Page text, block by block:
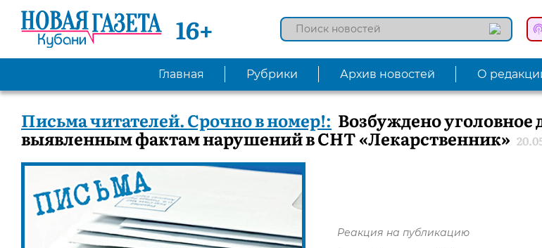
16+
Главная Рубрики Архив новостей О
Письма читателей. Срочно в номер!: Возбуждено уголовное
выявленным фактам нарушений в СНТ «Лекарственник»
Реакция на публикацию